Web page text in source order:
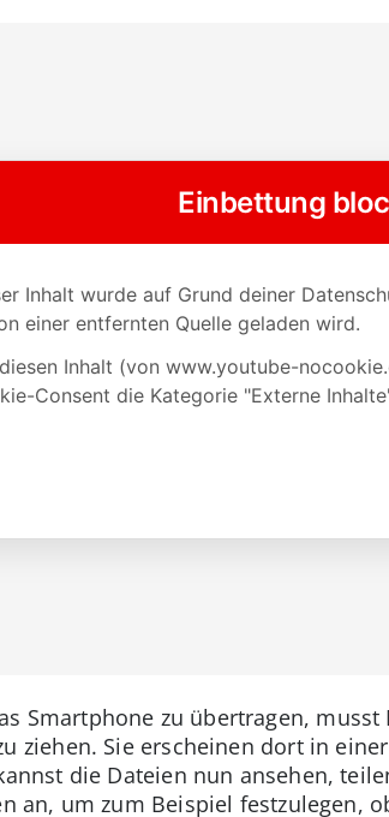
Smartphone zu übertragen,
ziehen. Sie erscheinen dort in
die Dateien nun ansehen,
an, um zum Beispiel festzulegen,